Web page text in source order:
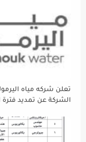
تعلن شركه مياه
الشركة عن تمديد
إتاحة الفرصة الكافية